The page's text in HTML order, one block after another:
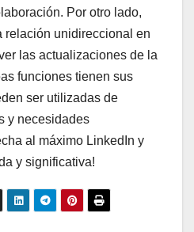
Por otro lado,
relación unidireccional en
las actualizaciones de la
funciones tienen sus
ser utilizadas de
y necesidades
al máximo LinkedIn y
y significativa!